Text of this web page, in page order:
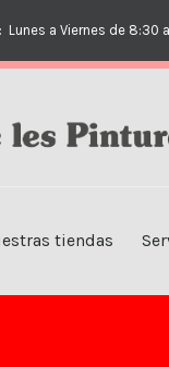
Lunes a Viernes de 8:30
tiendas